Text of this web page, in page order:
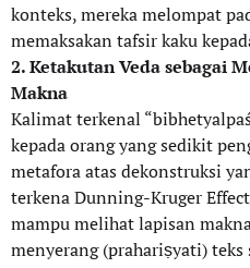
konteks, mereka melompat
memaksakan tafsir kaku
2. Ketakutan Veda sebagai
Makna
Kalimat terkenal
kepada orang yang sedikit
metafora atas dekonstruksi
terkena Dunning-Kruger
mampu melihat lapisan
menyerang (prahariṣyati)